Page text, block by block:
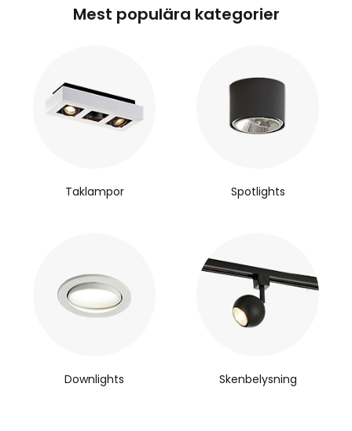
Mest populära kategorier
Taklampor Spotlights
Downlights Skenbelysning